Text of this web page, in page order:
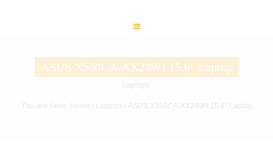
ASUS X550CA-XX249H 15.6″ Laptop
/ ASUS X550CA-XX249H 15.6″ Laptop